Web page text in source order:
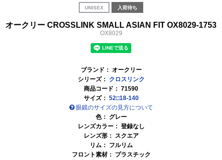
UNISEX 入荷待ち
オークリー CROSSLINK SMALL ASIAN FIT OX8029-1753
OX8029
ブランド： オークリー
シリーズ： クロスリンク
商品コード： 71590
サイズ： 52□18-140
眼鏡のサイズの見方について
色： グレー
レンズカラー： 登録なし
レンズ形： スクエア
リム： フルリム
フロント素材： プラスチック